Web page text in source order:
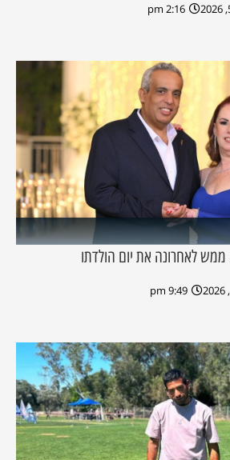
2:16 pm
לאחרונה את יום הולדתו
9:49 pm